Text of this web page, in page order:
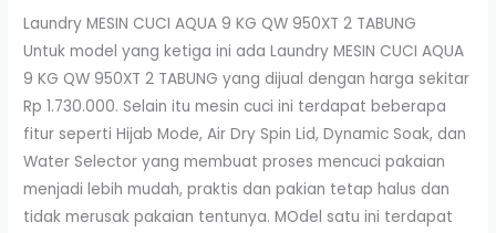
Laundry MESIN CUCI AQUA 9 KG QW 950XT 2 TABUNG
Untuk model yang ketiga ini ada Laundry MESIN CUCI AQUA
9 KG QW 950XT 2 TABUNG yang dijual dengan harga sekitar
Rp 1.730.000. Selain itu mesin cuci ini terdapat beberapa
fitur seperti Hijab Mode, Air Dry Spin Lid, Dynamic Soak, dan
Water Selector yang membuat proses mencuci pakaian
menjadi lebih mudah, praktis dan pakian tetap halus dan
tidak merusak pakaian tentunya. MOdel satu ini terdapat